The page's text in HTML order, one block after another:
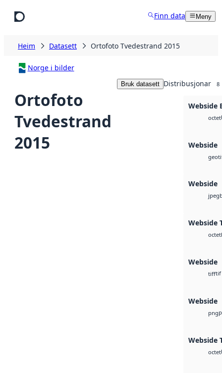
Finn data Meny
Heim Datasett Ortofoto Tvedestrand 2015
Norge i bilder
Ortofoto
Tvedestrand
2015
Bruk datasett Distribusjonar 8
Webside
octet
Webside
Webside
jpeg
Webside
octet
Webside
tifftif
Webside
png
Webside
octet